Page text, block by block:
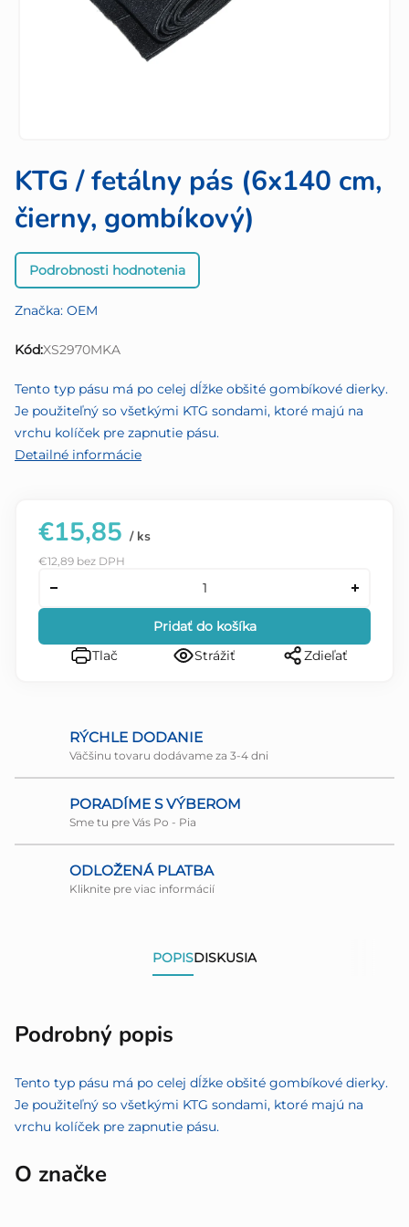
KTG / fetálny pás (6x140 cm,
čierny, gombíkový)
Priemerné
hodnotenie
je
0,0
5
hviezdičiek.
Podrobnosti hodnotenia
Značka: OEM
Kód:XS2970MKA
Tento typ pásu má po celej dĺžke obšité gombíkové dierky.
Je použiteľný so všetkými KTG sondami, ktoré majú na
vrchu kolíček pre zapnutie pásu.
Detailné informácie
€15,85 / ks
€12,89 bez DPH
Pridať do košíka
Tlač
Strážiť Zdieľať
RÝCHLE DODANIE
Väčšinu tovaru dodávame za 3-4 dni
PORADÍME S VÝBEROM
Sme tu pre Vás Po - Pia
ODLOŽENÁ PLATBA
Kliknite pre viac informácií
POPISDISKUSIA
Podrobný popis
Tento typ pásu má po celej dĺžke obšité gombíkové dierky.
Je použiteľný so všetkými KTG sondami, ktoré majú na
vrchu kolíček pre zapnutie pásu.
O značke